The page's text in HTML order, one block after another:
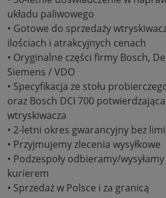
układu paliwowego
• Gotowe do sprzedaży
ilościach i atrakcyjnych cenach
• Oryginalne części firmy Bosch,
Siemens / VDO
• Specyfikacja ze stołu
oraz Bosch DCI 700
wtryskiwacza
• 2-letni okres gwarancyjny bez
• Przyjmujemy zlecenia wysyłkowe
• Podzespoły odbieramy/
kurierem
• Sprzedaż w Polsce i za granicą